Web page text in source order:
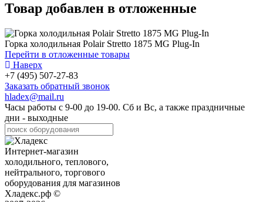
Товар добавлен в отложенные
Горка холодильная Polair Stretto 1875 MG Plug-In
Перейти в отложенные товары
Наверх
+7 (495) 507-27-83
Заказать обратный звонок
hladex@mail.ru
Часы работы с 9-00 до 19-00. Сб и Вс, а также праздничные
дни - выходные
Интернет-магазин
холодильного, теплового,
нейтрального, торгового
оборудования для магазинов
Хладекс.рф ©